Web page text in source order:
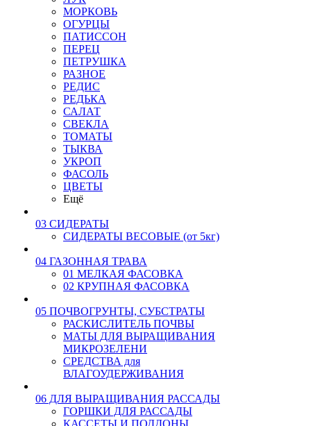
МОРКОВЬ
ОГУРЦЫ
ПАТИССОН
ПЕРЕЦ
ПЕТРУШКА
РАЗНОЕ
РЕДИС
РЕДЬКА
САЛАТ
СВЕКЛА
ТОМАТЫ
ТЫКВА
УКРОП
ФАСОЛЬ
ЦВЕТЫ
Ещё
03 СИДЕРАТЫ
СИДЕРАТЫ ВЕСОВЫЕ (от 5кг)
04 ГАЗОННАЯ ТРАВА
01 МЕЛКАЯ ФАСОВКА
02 КРУПНАЯ ФАСОВКА
05 ПОЧВОГРУНТЫ, СУБСТРАТЫ
РАСКИСЛИТЕЛЬ ПОЧВЫ
МАТЫ ДЛЯ ВЫРАЩИВАНИЯ
МИКРОЗЕЛЕНИ
СРЕДСТВА для
ВЛАГОУДЕРЖИВАНИЯ
06 ДЛЯ ВЫРАЩИВАНИЯ РАССАДЫ
ГОРШКИ ДЛЯ РАССАДЫ
КАССЕТЫ И ПОДДОНЫ